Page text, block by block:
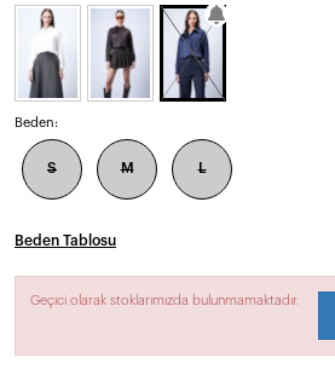
Beden:
S M L
Beden Tablosu
Geçici olarak stoklarımızda bulunmamaktadır.